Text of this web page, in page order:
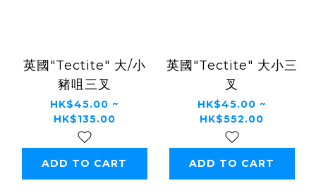
英國"Tectite" 大/小
豬咀三叉
HK$45.00 ~
HK$135.00
ADD TO CART
英國"Tectite" 大小三
叉
HK$45.00 ~
HK$552.00
ADD TO CART